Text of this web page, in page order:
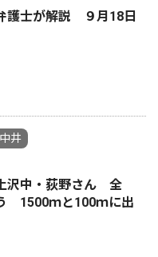
護士が解説 ９月18日
井
沢中・荻野さん 全
1500ｍと100ｍに出